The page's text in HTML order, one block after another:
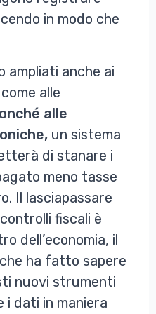
in modo che
ampliati anche ai
alle
alle
un sistema
di stanare i
meno tasse
Il lasciapassare
fiscali è
dell’economia, il
che ha fatto sapere
nuovi strumenti
i dati in maniera